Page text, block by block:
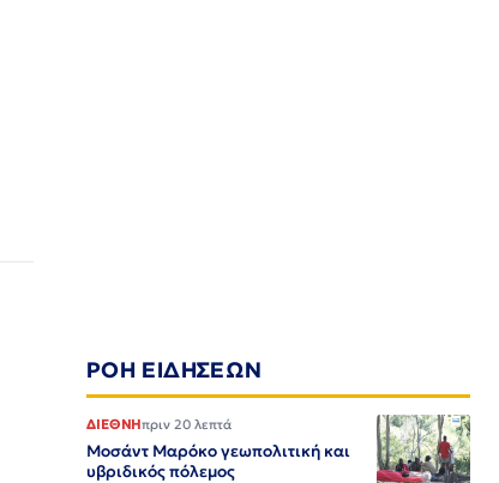
ΡΟΗ ΕΙΔΗΣΕΩΝ
ΔΙΕΘΝΗπριν 20 λεπτά
Μοσάντ Μαρόκο γεωπολιτική και
υβριδικός πόλεμος